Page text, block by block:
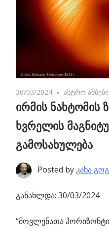
30/03/2024 No comments
ასტრო ამბები
ირმის ნახტომის
ხვრელის
გამოსახულება
Posted byკახა
განახლდა: 30/03/2024
“მოვლენათა